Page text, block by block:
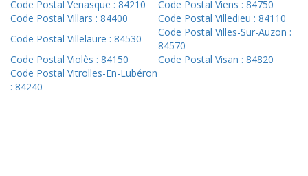
Code Postal Venasque : 84210
Code Postal Viens : 84750
Code Postal Villars : 84400
Code Postal Villedieu : 84110
Code Postal Villelaure : 84530
Code Postal Villes-Sur-Auzon :
84570
Code Postal Violès : 84150
Code Postal Visan : 84820
Code Postal Vitrolles-En-Lubéron
: 84240